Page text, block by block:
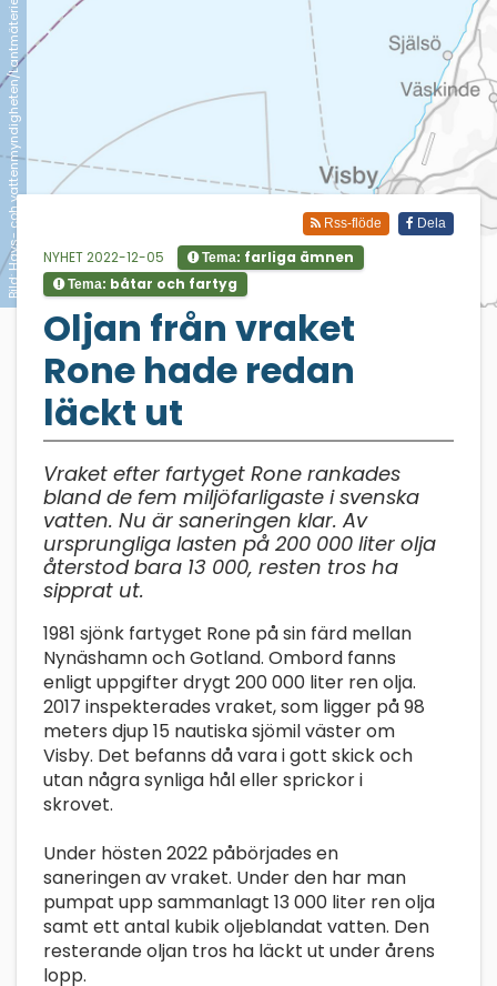
Bild: Havs- coh vattenmyndigheten/Lantmäteriet/Sjöfartsverket Dela
Rss-flöde
NYHET 2022-12-05 Tema: farliga ämnen
Tema: båtar och fartyg
Oljan från vraket
Rone hade redan
läckt ut
Vraket efter fartyget Rone rankades
bland de fem miljöfarligaste i svenska
vatten. Nu är saneringen klar. Av
ursprungliga lasten på 200 000 liter olja
återstod bara 13 000, resten tros ha
sipprat ut.
1981 sjönk fartyget Rone på sin färd mellan
Nynäshamn och Gotland. Ombord fanns
enligt uppgifter drygt 200 000 liter ren olja.
2017 inspekterades vraket, som ligger på 98
meters djup 15 nautiska sjömil väster om
Visby. Det befanns då vara i gott skick och
utan några synliga hål eller sprickor i
skrovet.
Under hösten 2022 påbörjades en
saneringen av vraket. Under den har man
pumpat upp sammanlagt 13 000 liter ren olja
samt ett antal kubik oljeblandat vatten. Den
resterande oljan tros ha läckt ut under årens
lopp.